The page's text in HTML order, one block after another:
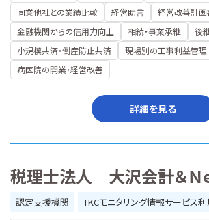
同業他社との業績比較
経営助言
経営改善計
金融機関からの信用力向上
相続・事業承継
後
小規模共済・倒産防止共済
現場別の工事利益管理
病医院の開業・経営改善
詳細を見る
税理士法人 大沢会計＆Ｎ
認定支援機関 TKCモニタリング情報サービス